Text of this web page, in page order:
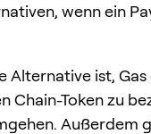
wenn ein
Alternative ist,
Chain-Token zu
Außerdem